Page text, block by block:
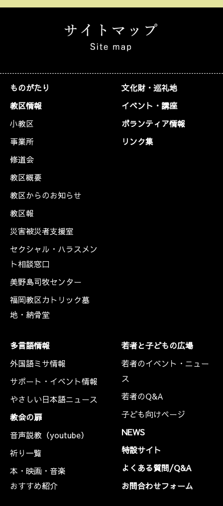
ものがたり
教区情報
小教区
事業所
修道会
教区概要
教区からのお知らせ
教区報
災害被災者支援室
セクシャル・ハラスメン
ト相談窓口
美野島司牧センター
福岡教区カトリック墓
地・納骨堂
文化財・巡礼地
イベント・講座
ボランティア情報
リンク集
多言語情報
外国語ミサ情報
サポート・イベント情報
やさしい日本語ニュース
教会の扉
音声説教（youtube）
祈り一覧
本・映画・音楽
おすすめ紹介
若者と子どもの広場
若者のイベント・ニュー
ス
若者のQ&A
子ども向けページ
NEWS
特設サイト
よくある質問/Q&A
お問合わせフォーム